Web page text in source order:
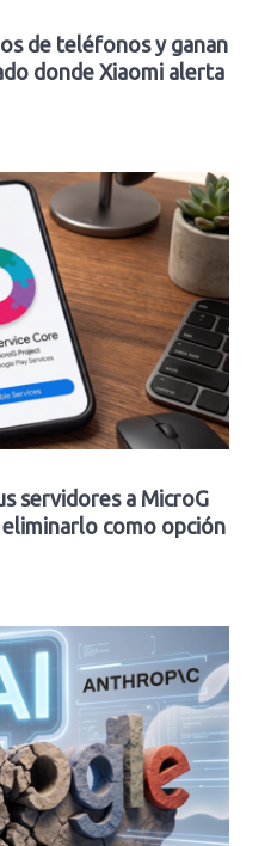
de teléfonos y ganan
donde Xiaomi alerta
servidores a MicroG
como opción